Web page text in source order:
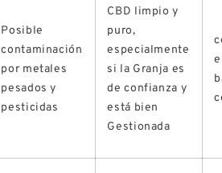
Posible
contaminación
por metales
pesados y
pesticidas
CBD limpio y
puro,
especialmente
si la Granja es
de confianza y
está bien
Gestionada